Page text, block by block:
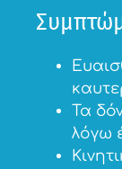
Τα
λόγω